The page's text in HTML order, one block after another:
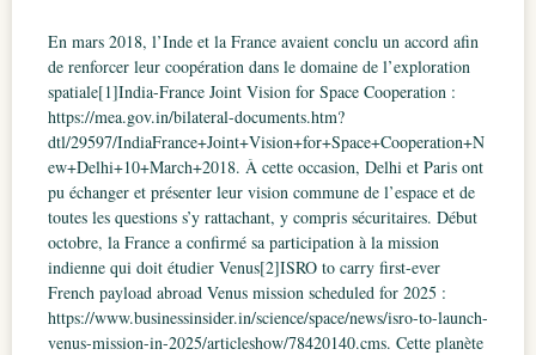
En mars 2018, l’Inde et la France avaient conclu un accord afin
de renforcer leur coopération dans le domaine de l’exploration
spatiale[1]India-France Joint Vision for Space Cooperation :
https://mea.gov.in/bilateral-documents.htm?
dtl/29597/IndiaFrance+Joint+Vision+for+Space+Cooperation+N
ew+Delhi+10+March+2018. À cette occasion, Delhi et Paris ont
pu échanger et présenter leur vision commune de l’espace et de
toutes les questions s’y rattachant, y compris sécuritaires. Début
octobre, la France a confirmé sa participation à la mission
indienne qui doit étudier Venus[2]ISRO to carry first-ever
French payload abroad Venus mission scheduled for 2025 :
https://www.businessinsider.in/science/space/news/isro-to-launch-
venus-mission-in-2025/articleshow/78420140.cms. Cette planète